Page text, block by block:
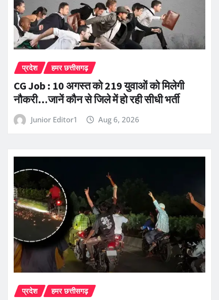
प्रदेश हमर छत्तीसगढ़
CG Job : 10 अगस्त को 219 युवाओं को मिलेगी
नौकरी…जानें कौन से जिले में हो रही सीधी भर्ती
Junior Editor1 Aug 6, 2026
प्रदेश हमर छत्तीसगढ़